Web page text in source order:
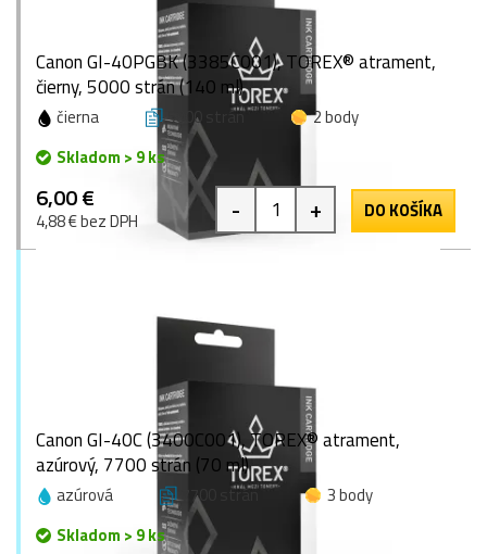
Canon GI-40PGBK (3385C001), TOREX® atrament,
čierny, 5000 strán (140 ml)
čierna 5000 strán
2 body
Skladom > 9 ks
6,00 €
4,88 € bez DPH - + DO KOŠÍKA
Canon GI-40C (3400C001), TOREX® atrament,
azúrový, 7700 strán (70 ml)
azúrová 7700 strán
3 body
Skladom > 9 ks